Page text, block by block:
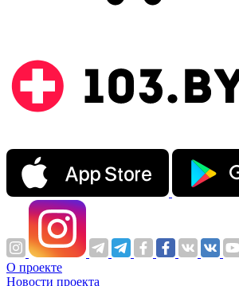
О проекте
Новости проекта